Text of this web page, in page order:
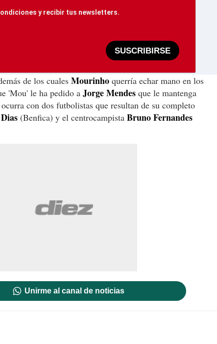
y recibir tus newsletters.
SUSCRIBIRSE
de los cuales Mourinho querría echar mano en los
'Mou' le ha pedido a Jorge Mendes que le mantenga
con dos futbolistas que resultan de su completo
(Benfica) y el centrocampista Bruno Fernandes
Unirme al canal de noticias